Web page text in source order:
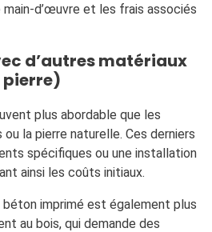
d’œuvre et les frais associés
d’autres matériaux
plus abordable que les
la pierre naturelle. Ces derniers
spécifiques ou une installation
ainsi les coûts initiaux.
béton imprimé est également plus
au bois, qui demande des